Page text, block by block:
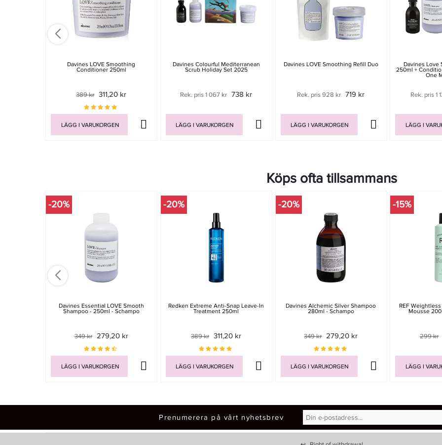
Davines LOVE Smoothing
Conditioner 250ml
389 kr 311,20 kr
LÄGG I VARUKORGEN
Davines Colourful Mediterranean
Scrub Holiday Set 2025
Rek. pris 1 067 kr 738 kr
LÄGG I VARUKORGEN
Davines LOVE Smoothing Refill Duo
Rek. pris 928 kr 719 kr
LÄGG I VARUKORGEN
Davines Love
250ml +
One
Rek. pris 1
LÄGG I
Köps ofta tillsammans
-20%
Davines Essential LOVE Smooth
Shampoo - 250ml - Schampo
349 kr 279,20 kr
LÄGG I VARUKORGEN
-20%
Redken Extreme Anti-Snap Leave-In
Treatment 250ml
389 kr 311,20 kr
LÄGG I VARUKORGEN
-20%
Davines Alchemic Silver Shampoo
280ml - Schampo
349 kr 279,20 kr
LÄGG I VARUKORGEN
-15%
REF
Mousse
299 kr
LÄGG I
Prenumerera på vårt nyhetsbrev